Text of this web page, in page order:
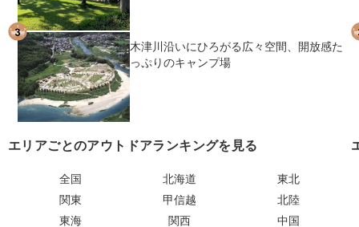
木津川沿いにひろがる広々空間、開放感た
っぷりのキャンプ場
エリアごとのアウトドアランキングを見る
全国 北海道
東北
関東
甲信越
北陸
東海
関西 中国